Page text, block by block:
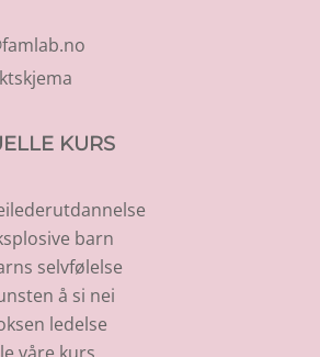
KURS
barn
selvfølelse
å si nei
ledelse